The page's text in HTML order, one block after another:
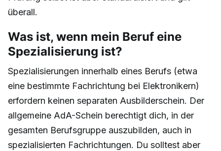
überall.
Was ist, wenn mein Beruf eine
Spezialisierung ist?
Spezialisierungen innerhalb eines Berufs (etwa
eine bestimmte Fachrichtung bei Elektronikern)
erfordern keinen separaten Ausbilderschein. Der
allgemeine AdA-Schein berechtigt dich, in der
gesamten Berufsgruppe auszubilden, auch in
spezialisierten Fachrichtungen. Du solltest aber